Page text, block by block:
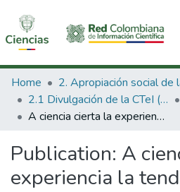
Communities & Collections
All of DSpace
Home
2.1 Divulgación de la CTeI (Nueva)
A ciencia cierta la experiencia la tendremos todos.
Publication: A
experiencia la